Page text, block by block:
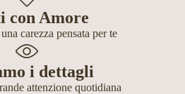
con Amore
carezza pensata per te
i dettagli
attenzione quotidiana